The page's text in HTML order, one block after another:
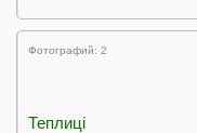
Фотографий: 2
Теплиці